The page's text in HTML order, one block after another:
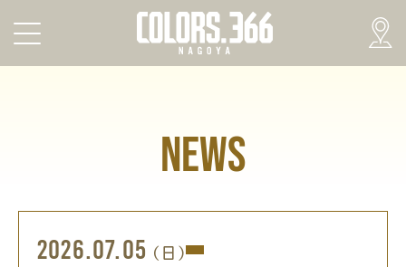
NEWS
2026.07.05 (日)